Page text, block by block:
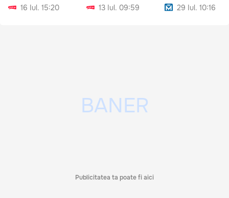
16 Iul. 15:20
13 Iul. 09:59
29 Iul. 10:16
Publicitatea ta poate fi aici